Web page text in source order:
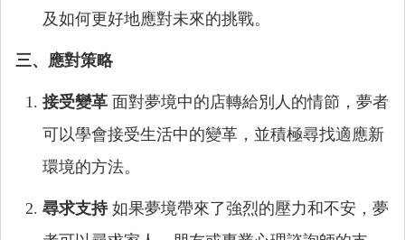
及如何更好地應對未來的挑戰。
三、應對策略
接受變革 面對夢境中的店轉給別人的情節，夢者
可以學會接受生活中的變革，並積極尋找適應新
環境的方法。
尋求支持如果夢境帶來了強烈的壓力和不安，夢